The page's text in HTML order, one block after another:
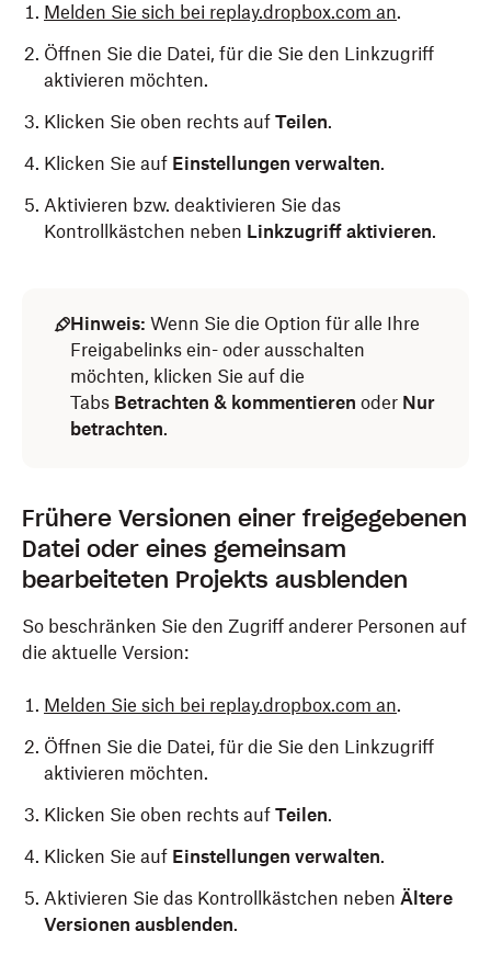
Melden Sie sich bei replay.dropbox.com an.
Öffnen Sie die Datei, für die Sie den Linkzugriff
aktivieren möchten.
Klicken Sie oben rechts auf Teilen.
Klicken Sie auf Einstellungen verwalten.
Aktivieren bzw. deaktivieren Sie das
Kontrollkästchen neben Linkzugriff aktivieren.
Hinweis: Wenn Sie die Option für alle Ihre
Freigabelinks ein- oder ausschalten
möchten, klicken Sie auf die
Tabs Betrachten & kommentieren oder Nur
betrachten.
Frühere Versionen einer freigegebenen
Datei oder eines gemeinsam
bearbeiteten Projekts ausblenden
So beschränken Sie den Zugriff anderer Personen auf
die aktuelle Version:
Melden Sie sich bei replay.dropbox.com an.
Öffnen Sie die Datei, für die Sie den Linkzugriff
aktivieren möchten.
Klicken Sie oben rechts auf Teilen.
Klicken Sie auf Einstellungen verwalten.
Aktivieren Sie das Kontrollkästchen neben Ältere
Versionen ausblenden.